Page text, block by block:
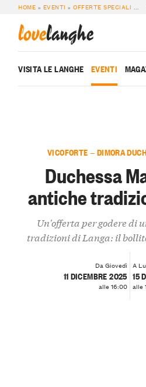
HOME » EVENTI »OFFERTE SPECIALI
lovelanghe
VISITA LE LANGHE EVENTI
VICOFORTE — DIMORA
Duchessa
antiche
Un'offerta per godere di
tradizioni di Langa: il
Da Giovedì
11 DICEMBRE 2025
alle 16:00
A
15
alle